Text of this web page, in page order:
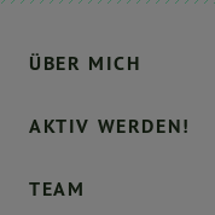
ÜBER MICH
AKTIV WERDEN!
TEAM